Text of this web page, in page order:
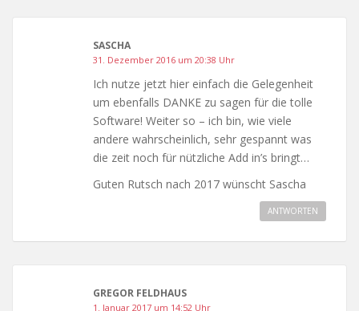
SASCHA
31. Dezember 2016 um 20:38 Uhr
Ich nutze jetzt hier einfach die Gelegenheit
um ebenfalls DANKE zu sagen für die tolle
Software! Weiter so – ich bin, wie viele
andere wahrscheinlich, sehr gespannt was
die zeit noch für nützliche Add in’s bringt…
Guten Rutsch nach 2017 wünscht Sascha
ANTWORTEN
GREGOR FELDHAUS
1. Januar 2017 um 14:52 Uhr